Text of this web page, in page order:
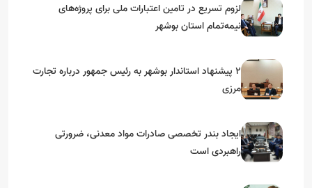
لزوم تسریع در تامین اعتبارات ملی برای پروژه‌های
نیمه‌تمام استان بوشهر
۲ پیشنهاد استاندار بوشهر به رئیس جمهور درباره تجارت
مرزی
ایجاد بندر تخصصی صادرات مواد معدنی، ضرورتی
راهبردی است